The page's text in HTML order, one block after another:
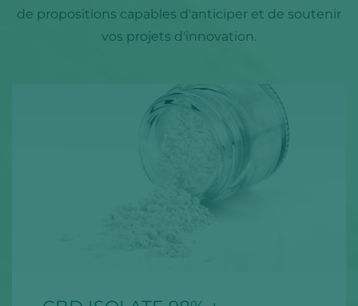
de propositions capables d'anticiper et de soutenir
vos projets d'innovation.